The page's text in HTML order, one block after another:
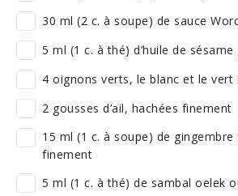
30 ml (2 c. à soupe) de sauce
5 ml (1 c. à thé) d’huile de sésame
4 oignons verts, le blanc et le vert
2 gousses d’ail, hachées finement
15 ml (1 c. à soupe) de gingembre
finement
5 ml (1 c. à thé) de sambal oelek